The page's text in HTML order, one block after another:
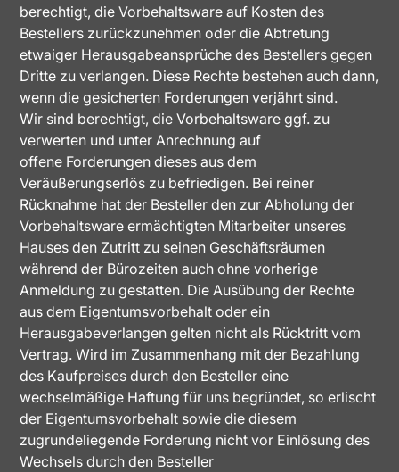
berechtigt, die Vorbehaltsware auf Kosten des
Bestellers zurückzunehmen oder die Abtretung
etwaiger Herausgabeansprüche des Bestellers gegen
Dritte zu verlangen. Diese Rechte bestehen auch dann,
wenn die gesicherten Forderungen verjährt sind.
Wir sind berechtigt, die Vorbehaltsware ggf. zu
verwerten und unter Anrechnung auf
offene Forderungen dieses aus dem
Veräußerungserlös zu befriedigen. Bei reiner
Rücknahme hat der Besteller den zur Abholung der
Vorbehaltsware ermächtigten Mitarbeiter unseres
Hauses den Zutritt zu seinen Geschäftsräumen
während der Bürozeiten auch ohne vorherige
Anmeldung zu gestatten. Die Ausübung der Rechte
aus dem Eigentumsvorbehalt oder ein
Herausgabeverlangen gelten nicht als Rücktritt vom
Vertrag. Wird im Zusammenhang mit der Bezahlung
des Kaufpreises durch den Besteller eine
wechselmäßige Haftung für uns begründet, so erlischt
der Eigentumsvorbehalt sowie die diesem
zugrundeliegende Forderung nicht vor Einlösung des
Wechsels durch den Besteller